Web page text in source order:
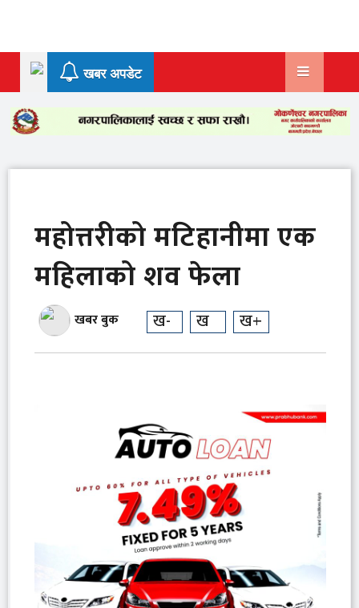
content
खबर अपडेट
महोत्तरीको मटिहानीमा एक
महिलाको शव फेला
खबर बुक ख- ख ख+